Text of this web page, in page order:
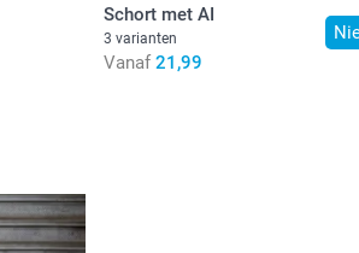
Schort met AI
3 varianten
Vanaf 21,99